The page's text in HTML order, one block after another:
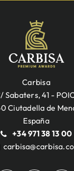
Carbisa
Sabaters, 41 -
Ciutadella de
España
+34 971 38 13 00